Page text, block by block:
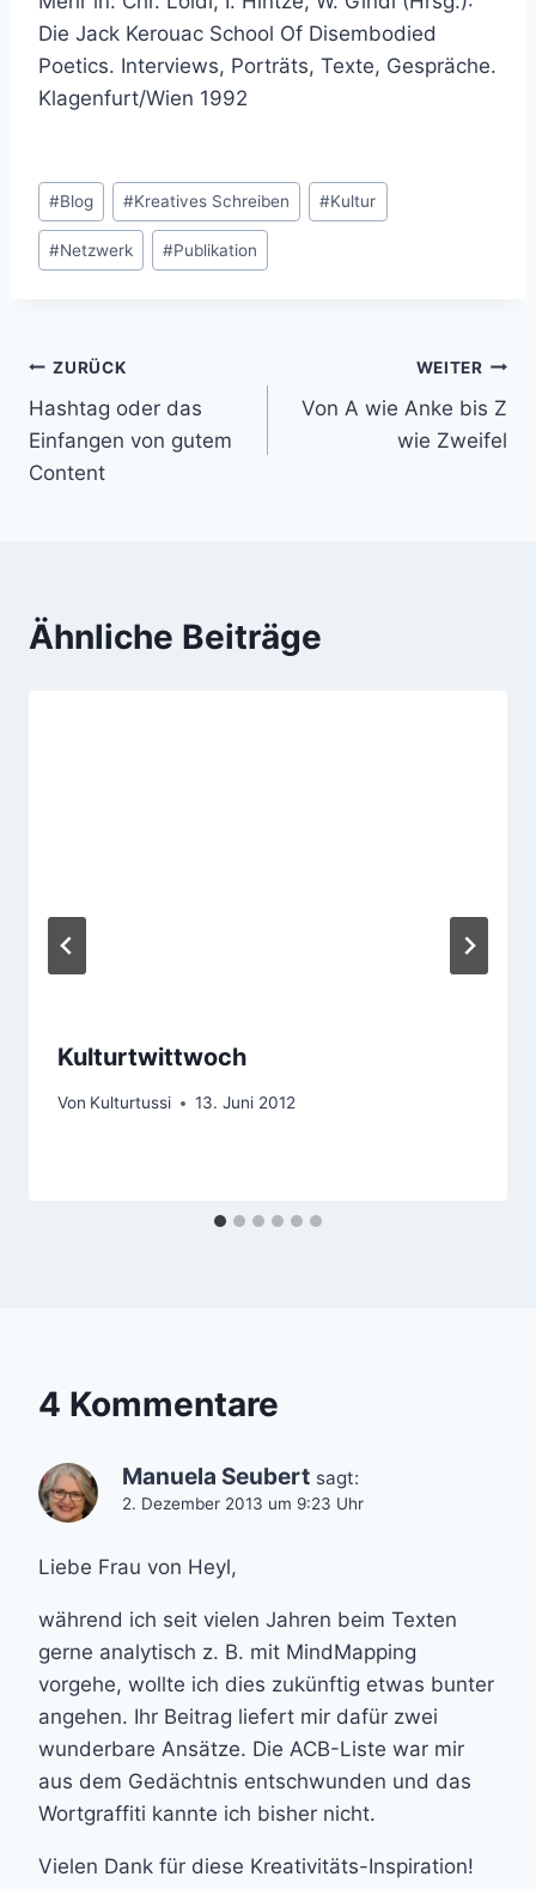
Die Jack Kerouac School Of Disembodied
Poetics. Interviews, Porträts, Texte, Gespräche.
Klagenfurt/Wien 1992
Schlagworte:
#Blog #Kreatives Schreiben #Kultur
#Netzwerk #Publikation
Beitragsnavigation
ZURÜCK
Hashtag oder das
Einfangen von gutem
Content
WEITER
Von A wie Anke bis Z
wie Zweifel
Ähnliche Beiträge
Kulturtwittwoch
Von Kulturtussi 13. Juni 2012
4 Kommentare
Manuela Seubert sagt:
2. Dezember 2013 um 9:23 Uhr
Liebe Frau von Heyl,
während ich seit vielen Jahren beim Texten
gerne analytisch z. B. mit MindMapping
vorgehe, wollte ich dies zukünftig etwas bunter
angehen. Ihr Beitrag liefert mir dafür zwei
wunderbare Ansätze. Die ACB-Liste war mir
aus dem Gedächtnis entschwunden und das
Wortgraffiti kannte ich bisher nicht.
Vielen Dank für diese Kreativitäts-Inspiration!